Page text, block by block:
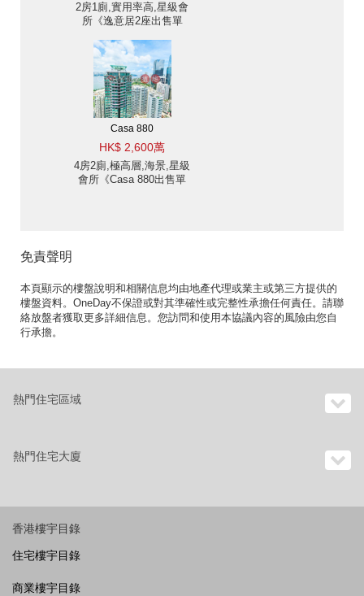
2房1廁,實用率高,星級會
所《逸意居2座出售單
Casa 880
HK$ 2,600萬
4房2廁,極高層,海景,星級
會所《Casa 880出售單
免責聲明
本頁顯示的樓盤說明和相關信息均由地產代理或業主或第三方提供的
樓盤資料。OneDay不保證或對其準確性或完整性承擔任何責任。請聯
絡放盤者獲取更多詳細信息。您訪問和使用本協議內容的風險由您自
行承擔。
熱門住宅區域
熱門住宅大廈
香港樓宇目錄
住宅樓宇目錄
商業樓宇目錄